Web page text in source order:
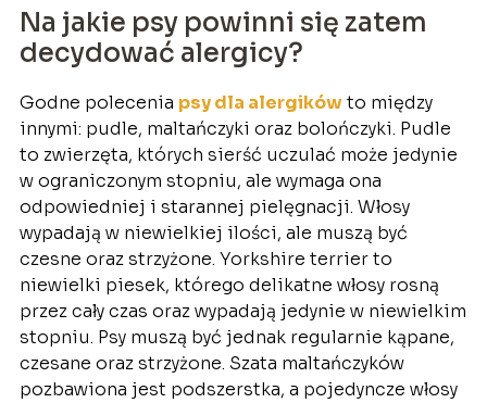
Na jakie psy powinni się zatem
decydować alergicy?
Godne polecenia psy dla alergikówto między
innymi: pudle, maltańczyki oraz bolończyki. Pudle
to zwierzęta, których sierść uczulać może jedynie
w ograniczonym stopniu, ale wymaga ona
odpowiedniej i starannej pielęgnacji. Włosy
wypadają w niewielkiej ilości, ale muszą być
czesne oraz strzyżone. Yorkshire terrier to
niewielki piesek, którego delikatne włosy rosną
przez cały czas oraz wypadają jedynie w niewielkim
stopniu. Psy muszą być jednak regularnie kąpane,
czesane oraz strzyżone. Szata maltańczyków
pozbawiona jest podszerstka, a pojedyncze włosy